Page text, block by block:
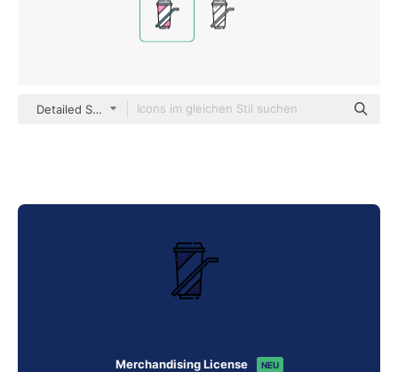
Detailed Straight Lineal color
Merchandising License NEU